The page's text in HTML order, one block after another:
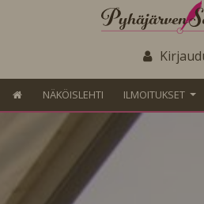
NÄKÖISLEHTI ILMOITUKSET